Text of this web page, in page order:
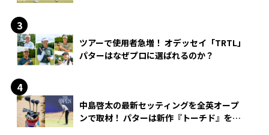
ツアーで使用者急増！ オデッセイ「TRTL」
パターはなぜプロに選ばれるのか？
中島啓太の最新セッティングを全英オープ
ンで取材！ パターは新作『トーチド』を投